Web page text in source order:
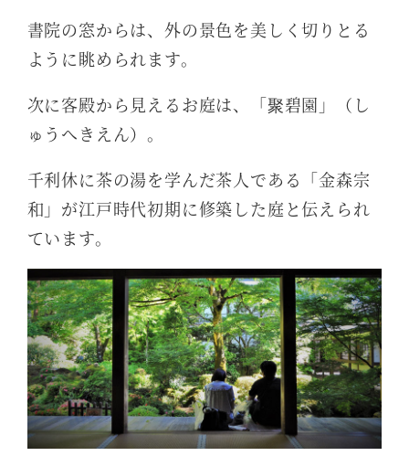
書院の窓からは、外の景色を美しく切りとる
ように眺められます。
次に客殿から見えるお庭は、「聚碧園」（し
ゅうへきえん）。
千利休に茶の湯を学んだ茶人である「金森宗
和」が江戸時代初期に修築した庭と伝えられ
ています。